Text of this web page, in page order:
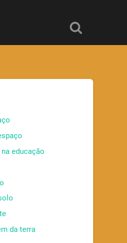
educação
da terra